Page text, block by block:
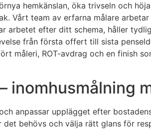
hemkänslan, öka trivseln och
Vårt team av erfarna målare
arbetet efter ditt schema, håller
från första offert till sista
måleri, ROT-avdrag och en finish
inomhusmålning
anpassar upplägget efter
behövs och välja rätt glans för